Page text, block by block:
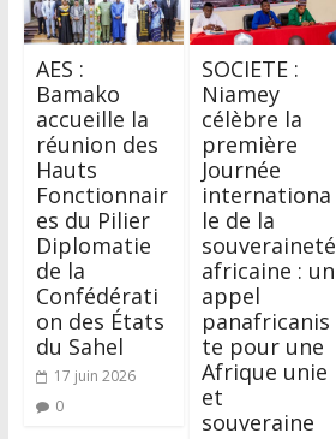
AES :
Bamako
accueille la
réunion des
Hauts
Fonctionnair
es du Pilier
Diplomatie
de la
Confédérati
on des États
du Sahel
17 juin 2026
0
SOCIETE :
Niamey
célèbre la
première
Journée
internationa
le de la
souveraineté
africaine : un
appel
panafricanis
te pour une
Afrique unie
et
souveraine